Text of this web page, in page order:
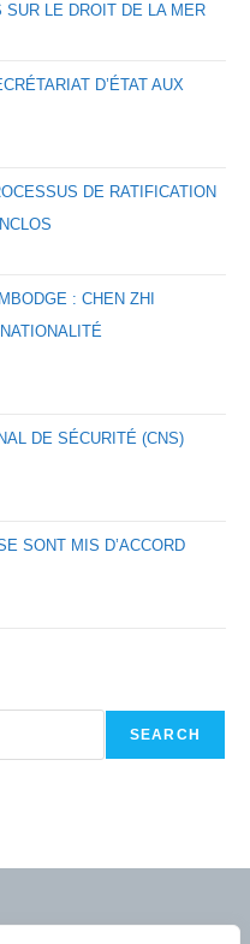
LE DROIT DE LA MER
D’ÉTAT AUX
DE RATIFICATION
: CHEN ZHI
DE SÉCURITÉ (CNS)
SONT MIS D’ACCORD
SEARCH